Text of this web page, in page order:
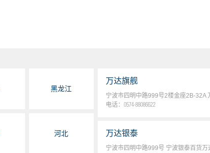
黑龙江
河北
万达旗舰
宁波市四明中路999号2楼金座2B-32A
电话： 0574-88086622
万达银泰
宁波市四明中路999号 宁波银泰百货